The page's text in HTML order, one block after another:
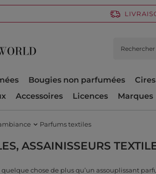
Bougies non parfumées
Accessoires Licences Marques
Parfums textiles
ASSAINISSEURS
quelque chose de plus qu’un assouplissant